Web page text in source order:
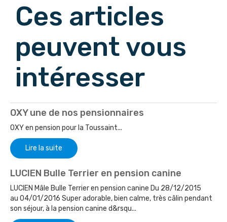
Ces articles
peuvent vous
intéresser
OXY une de nos pensionnaires
OXY en pension pour la Toussaint...
Lire la suite
LUCIEN Bulle Terrier en pension canine
LUCIEN Mâle Bulle Terrier en pension canine Du 28/12/2015
au 04/01/2016 Super adorable, bien calme, très câlin pendant
son séjour, à la pension canine d&rsqu...